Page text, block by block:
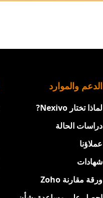
الدعم والموارد
لماذا تختار Nexivo?
دراسات الحالة
عملاؤنا
شهادات
ورقة مقارنة Zoho